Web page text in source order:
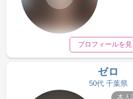
プロフィールを見
ゼロ
50代 千葉県
本人